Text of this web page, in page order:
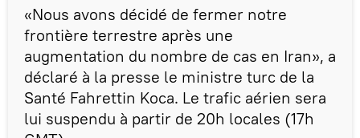
«Nous avons décidé de fermer notre
frontière terrestre après une
augmentation du nombre de cas en Iran», a
déclaré à la presse le ministre turc de la
Santé Fahrettin Koca. Le trafic aérien sera
lui suspendu à partir de 20h locales (17h